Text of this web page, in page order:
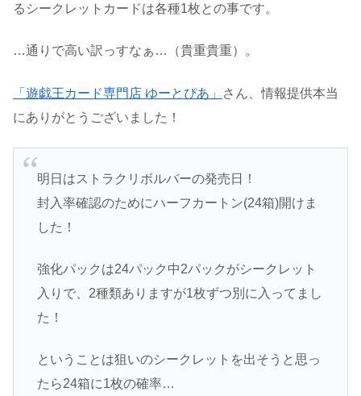
るシークレットカードは各種1枚との事です。
…通りで高い訳っすなぁ…（貴重貴重）。
「遊戯王カード専門店 ゆーとぴあ」
さん、情報提供本当
にありがとうございました！
明日はストラクリボルバーの発売日！
封入率確認のためにハーフカートン(24箱)開けま
した！
強化パックは24パック中2パックがシークレット
入りで、2種類ありますが1枚ずつ別に入ってまし
た！
ということは狙いのシークレットを出そうと思っ
たら24箱に1枚の確率…